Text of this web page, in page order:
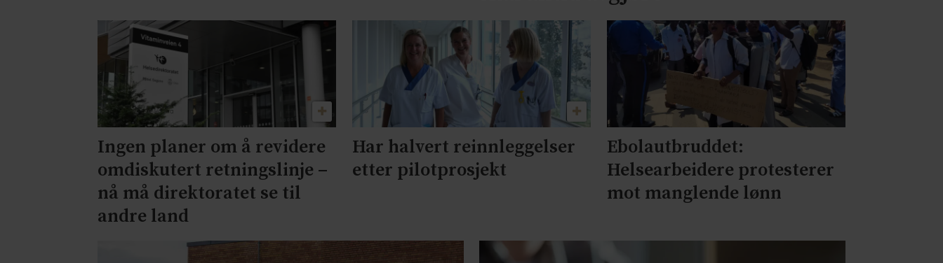
Ingen planer om å revidere
omdiskutert retningslinje –
nå må direktoratet se til
andre land
Har halvert reinnleggelser
etter pilotprosjekt
Ebolautbruddet:
Helsearbeidere protesterer
mot manglende lønn